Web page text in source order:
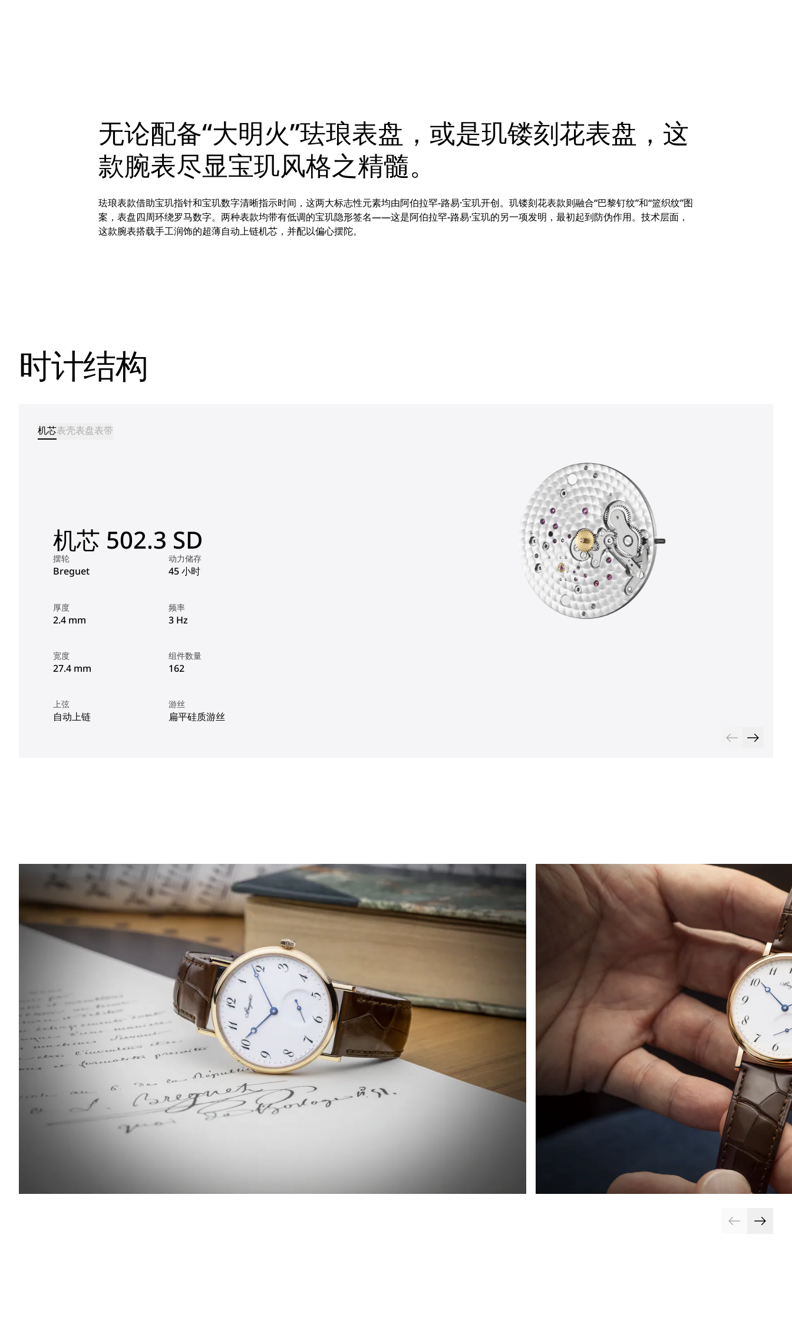
无论配备“大明火”珐琅表盘，或是玑镂刻花表盘，这
款腕表尽显宝玑风格之精髓。
珐琅表款借助宝玑指针和宝玑数字清晰指示时间，这两大标志性元素均由阿伯拉罕-路易·宝玑开创。玑镂刻花表款则融合“巴黎钉纹”和“篮织纹”图
案，表盘四周环绕罗马数字。两种表款均带有低调的宝玑隐形签名——这是阿伯拉罕-路易·宝玑的另一项发明，最初起到防伪作用。技术层面，
这款腕表搭载手工润饰的超薄自动上链机芯，并配以偏心摆陀。
时计结构
机芯表壳表盘表带
机芯 502.3 SD
摆轮
Breguet
动力储存
45 小时
厚度
2.4 mm
频率
3 Hz
宽度
27.4 mm
组件数量
162
上弦
自动上链
游丝
扁平硅质游丝